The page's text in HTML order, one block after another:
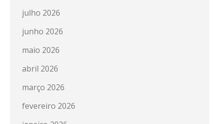
julho 2026
junho 2026
maio 2026
abril 2026
março 2026
fevereiro 2026